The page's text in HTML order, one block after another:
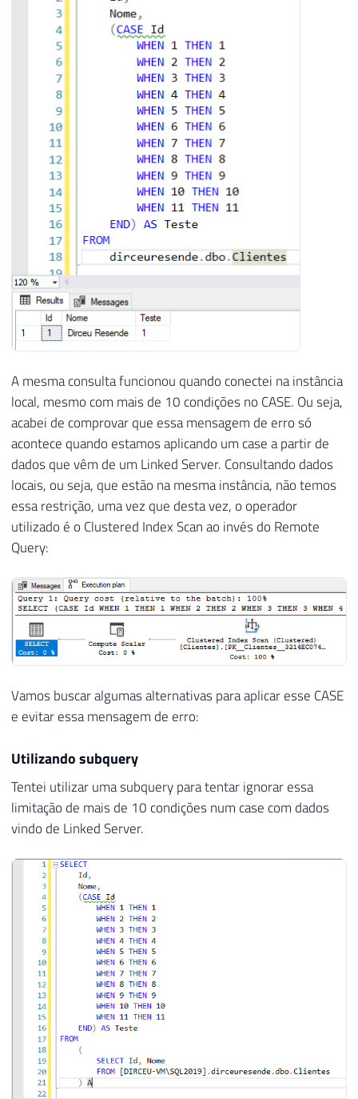
A mesma consulta funcionou quando conectei na instância
local, mesmo com mais de 10 condições no CASE. Ou seja,
acabei de comprovar que essa mensagem de erro só
acontece quando estamos aplicando um case a partir de
dados que vêm de um Linked Server. Consultando dados
locais, ou seja, que estão na mesma instância, não temos
essa restrição, uma vez que desta vez, o operador
utilizado é o Clustered Index Scan ao invés do Remote
Query:
Vamos buscar algumas alternativas para aplicar esse CASE
e evitar essa mensagem de erro:
Utilizando subquery
Tentei utilizar uma subquery para tentar ignorar essa
limitação de mais de 10 condições num case com dados
vindo de Linked Server.